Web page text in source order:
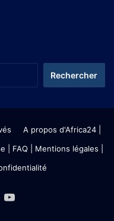
A propos d'Africa24|
| FAQ | Mentions légales